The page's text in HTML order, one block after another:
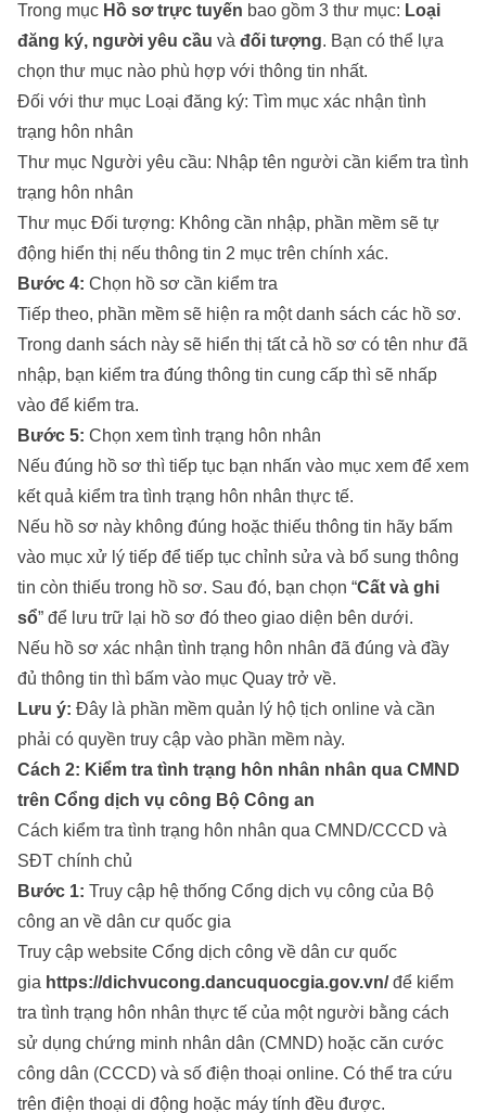
Trong mục Hồ sơ trực tuyến bao gồm 3 thư mục: Loại
đăng ký, người yêu cầu và đối tượng. Bạn có thể lựa
chọn thư mục nào phù hợp với thông tin nhất.
Đối với thư mục Loại đăng ký: Tìm mục xác nhận tình
trạng hôn nhân
Thư mục Người yêu cầu: Nhập tên người cần kiểm tra tình
trạng hôn nhân
Thư mục Đối tượng: Không cần nhập, phần mềm sẽ tự
động hiển thị nếu thông tin 2 mục trên chính xác.
Bước 4: Chọn hồ sơ cần kiểm tra
Tiếp theo, phần mềm sẽ hiện ra một danh sách các hồ sơ.
Trong danh sách này sẽ hiển thị tất cả hồ sơ có tên như đã
nhập, bạn kiểm tra đúng thông tin cung cấp thì sẽ nhấp
vào để kiểm tra.
Bước 5: Chọn xem tình trạng hôn nhân
Nếu đúng hồ sơ thì tiếp tục bạn nhấn vào mục xem để xem
kết quả kiểm tra tình trạng hôn nhân thực tế.
Nếu hồ sơ này không đúng hoặc thiếu thông tin hãy bấm
vào mục xử lý tiếp để tiếp tục chỉnh sửa và bổ sung thông
tin còn thiếu trong hồ sơ. Sau đó, bạn chọn “Cất và ghi
sổ” để lưu trữ lại hồ sơ đó theo giao diện bên dưới.
Nếu hồ sơ xác nhận tình trạng hôn nhân đã đúng và đầy
đủ thông tin thì bấm vào mục Quay trở về.
Lưu ý: Đây là phần mềm quản lý hộ tịch online và cần
phải có quyền truy cập vào phần mềm này.
Cách 2: Kiểm tra tình trạng hôn nhân nhân qua CMND
trên Cổng dịch vụ công Bộ Công an
Cách kiểm tra tình trạng hôn nhân qua CMND/CCCD và
SĐT chính chủ
Bước 1: Truy cập hệ thống Cổng dịch vụ công của Bộ
công an về dân cư quốc gia
Truy cập website Cổng dịch công về dân cư quốc
gia https://dichvucong.dancuquocgia.gov.vn/để kiểm
tra tình trạng hôn nhân thực tế của một người bằng cách
sử dụng chứng minh nhân dân (CMND) hoặc căn cước
công dân (CCCD) và số điện thoại online. Có thể tra cứu
trên điện thoại di động hoặc máy tính đều được.